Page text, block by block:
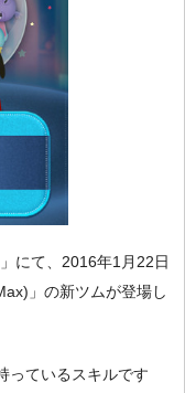
にて、2016年1月22日
」の新ツムが登場し
っているスキルです